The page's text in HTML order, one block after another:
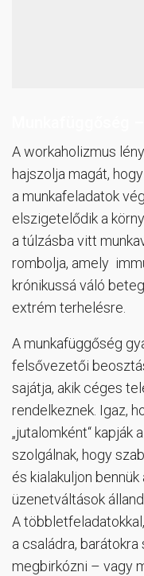
A workaholizmus
hajszolja magát,
a munkafeladatok
elszigetelődik a
a túlzásba vitt
rombolja, amely
krónikussá váló
extrém terhelésre.
A munkafüggőség
felsővezetői
sajátja, akik céges
rendelkeznek. Igaz,
„jutalomként“ kapják
szolgálnak, hogy
és kialakuljon
üzenetváltások
A
a családra,
megbirkózni – vagy